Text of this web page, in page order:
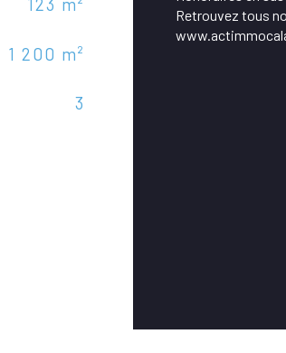
123 m²
1 200 m²
3
Mode de
Retrouvez tous